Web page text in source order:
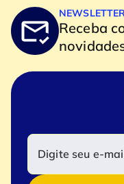
Receba